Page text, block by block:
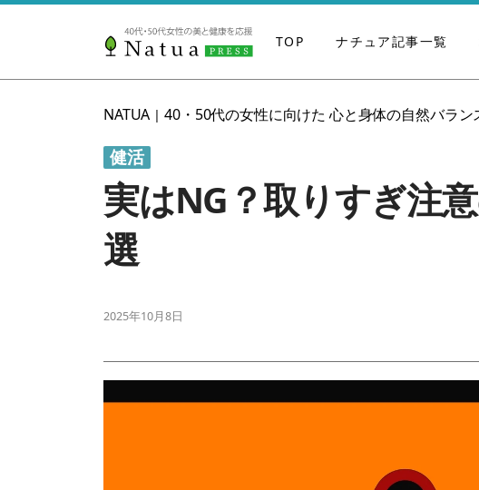
TOP ナチュア記事一覧
NATUA |40・50代の女性に向けた 心と身体の自然バラン
健活
実はNG？取りすぎ注
選
2025年10月8日